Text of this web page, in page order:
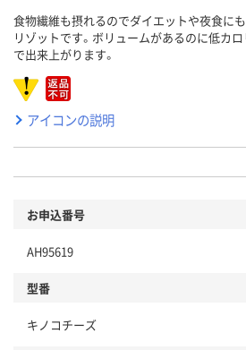
食物繊維も摂れるのでダイエットや夜食に
リゾットです。ボリュームがあるのに低カ
で出来上がります。
アイコンの説明
お申込番号
AH95619
型番
キノコチーズ